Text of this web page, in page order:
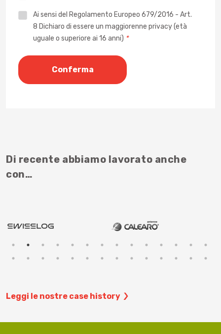
PrivacyAi sensi del Regolamento Europeo 679/2016 - Art.
8 Dichiaro di essere un maggiorenne privacy (età
uguale o superiore ai 16 anni) *
Di recente abbiamo lavorato anche
con…
Leggi le nostre case history